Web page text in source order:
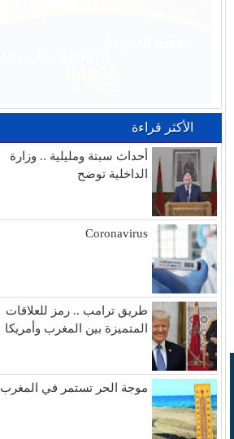
الأكثر قراءة
أحداث سبتة ومليلية .. وزارة
الداخلية توضح
Coronavirus
طريق ترامب .. رمز للعلاقات
المتميزة بين المغرب وأمريكا
موجة الحر تستمر في المغرب